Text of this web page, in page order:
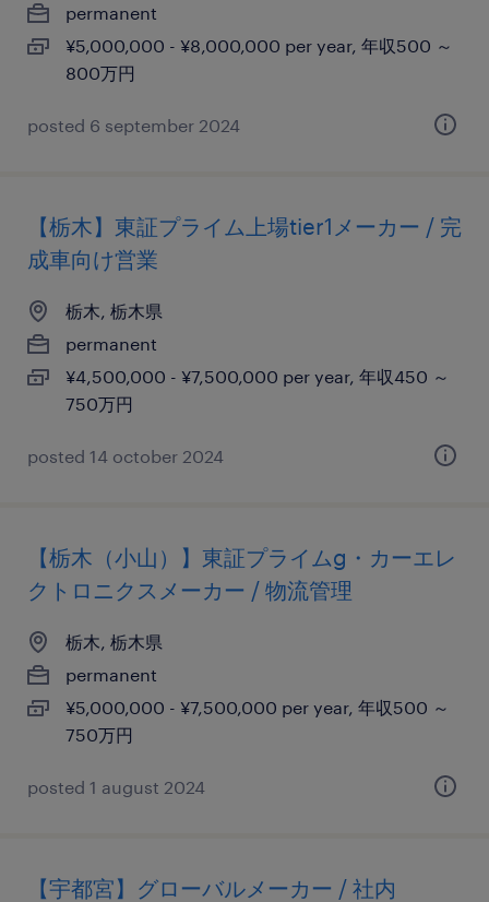
permanent
¥5,000,000 - ¥8,000,000 per year, 年収500 ～
800万円
posted 6 september 2024
【栃木】東証プライム上場tier1メーカー / 完
成車向け営業
栃木, 栃木県
permanent
¥4,500,000 - ¥7,500,000 per year, 年収450 ～
750万円
posted 14 october 2024
【栃木（小山）】東証プライムg・カーエレ
クトロニクスメーカー / 物流管理
栃木, 栃木県
permanent
¥5,000,000 - ¥7,500,000 per year, 年収500 ～
750万円
posted 1 august 2024
【宇都宮】グローバルメーカー / 社内